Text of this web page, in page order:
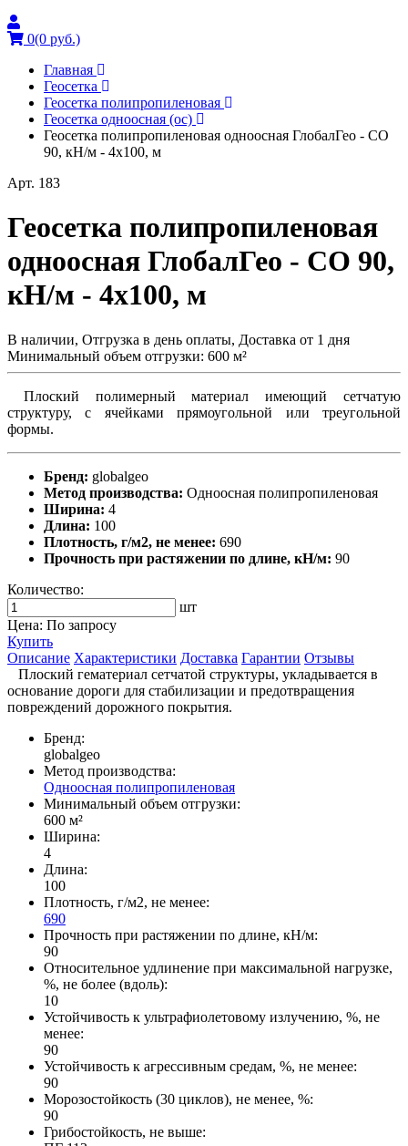
0(0 руб.)
Главная
Геосетка
Геосетка полипропиленовая
Геосетка одноосная (ос)
Геосетка полипропиленовая одноосная ГлобалГео - СО
90, кН/м - 4x100, м
Арт. 183
Геосетка полипропиленовая
одноосная ГлобалГео - СО 90,
кН/м - 4x100, м
В наличии, Отгрузка в день оплаты, Доставка от 1 дня
Минимальный объем отгрузки: 600 м²
Плоский полимерный материал имеющий сетчатую
структуру, с ячейками прямоугольной или треугольной
формы.
Бренд: globalgeo
Метод производства: Одноосная полипропиленовая
Ширина: 4
Длина: 100
Плотность, г/м2, не менее: 690
Прочность при растяжении по длине, кН/м: 90
Количество:
шт
Цена: По запросу
Купить
Описание Характеристики Доставка Гарантии Отзывы
Плоский гематериал сетчатой структуры, укладывается в
основание дороги для стабилизации и предотвращения
повреждений дорожного покрытия.
Бренд:
globalgeo
Метод производства:
Одноосная полипропиленовая
Минимальный объем отгрузки:
600 м²
Ширина:
4
Длина:
100
Плотность, г/м2, не менее:
690
Прочность при растяжении по длине, кН/м:
90
Относительное удлинение при максимальной нагрузке,
%, не более (вдоль):
10
Устойчивость к ультрафиолетовому излучению, %, не
менее:
90
Устойчивость к агрессивным средам, %, не менее:
90
Морозостойкость (30 циклов), не менее, %:
90
Грибостойкость, не выше: